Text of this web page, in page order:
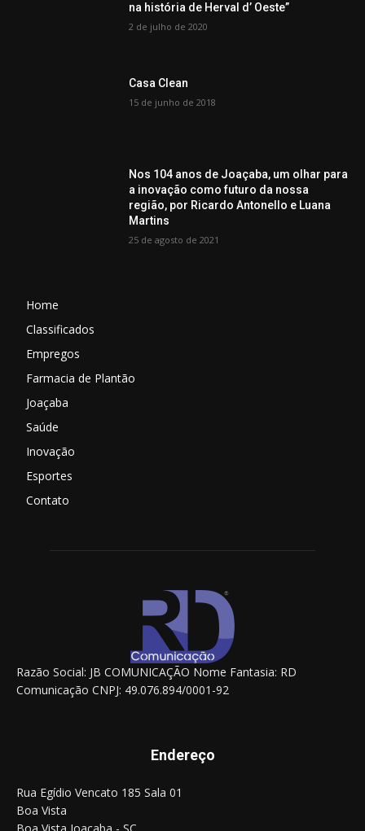
na história de Herval d’ Oeste”
2 de julho de 2020
Casa Clean
15 de junho de 2018
Nos 104 anos de Joaçaba, um olhar para
a inovação como futuro da nossa
região, por Ricardo Antonello e Luana
Martins
25 de agosto de 2021
Home
Classificados
Empregos
Farmacia de Plantão
Joaçaba
Saúde
Inovação
Esportes
Contato
Razão Social: JB COMUNICAÇÃO Nome Fantasia: RD
Comunicação CNPJ: 49.076.894/0001-92
Endereço
Rua Egídio Vencato 185 Sala 01
Boa Vista